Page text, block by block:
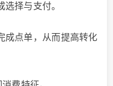
择与支付。
成点单，从而提高转化